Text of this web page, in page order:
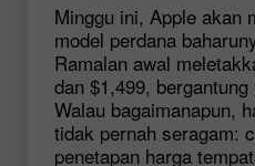
Minggu ini, Apple akan
model perdana
Ramalan awal
dan $1,499,
Walau bagaimanapun,
tidak pernah seragam:
penetapan harga